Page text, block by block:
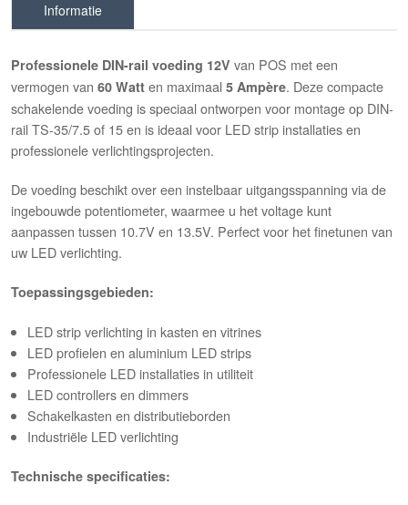
Informatie
Professionele DIN-rail voeding 12V van POS met een
vermogen van60 Watt en maximaal5 Ampère. Deze compacte
schakelende voeding is speciaal ontworpen voor montage op DIN-
rail TS-35/7.5 of 15 en is ideaal voor LED strip installaties en
professionele verlichtingsprojecten.
De voeding beschikt over een instelbaar uitgangsspanning via de
ingebouwde potentiometer, waarmee u het voltage kunt
aanpassen tussen 10.7V en 13.5V. Perfect voor het finetunen van
uw LED verlichting.
Toepassingsgebieden:
LED strip verlichting in kasten en vitrines
LED profielen en aluminium LED strips
Professionele LED installaties in utiliteit
LED controllers en dimmers
Schakelkasten en distributieborden
Industriële LED verlichting
Technische specificaties: